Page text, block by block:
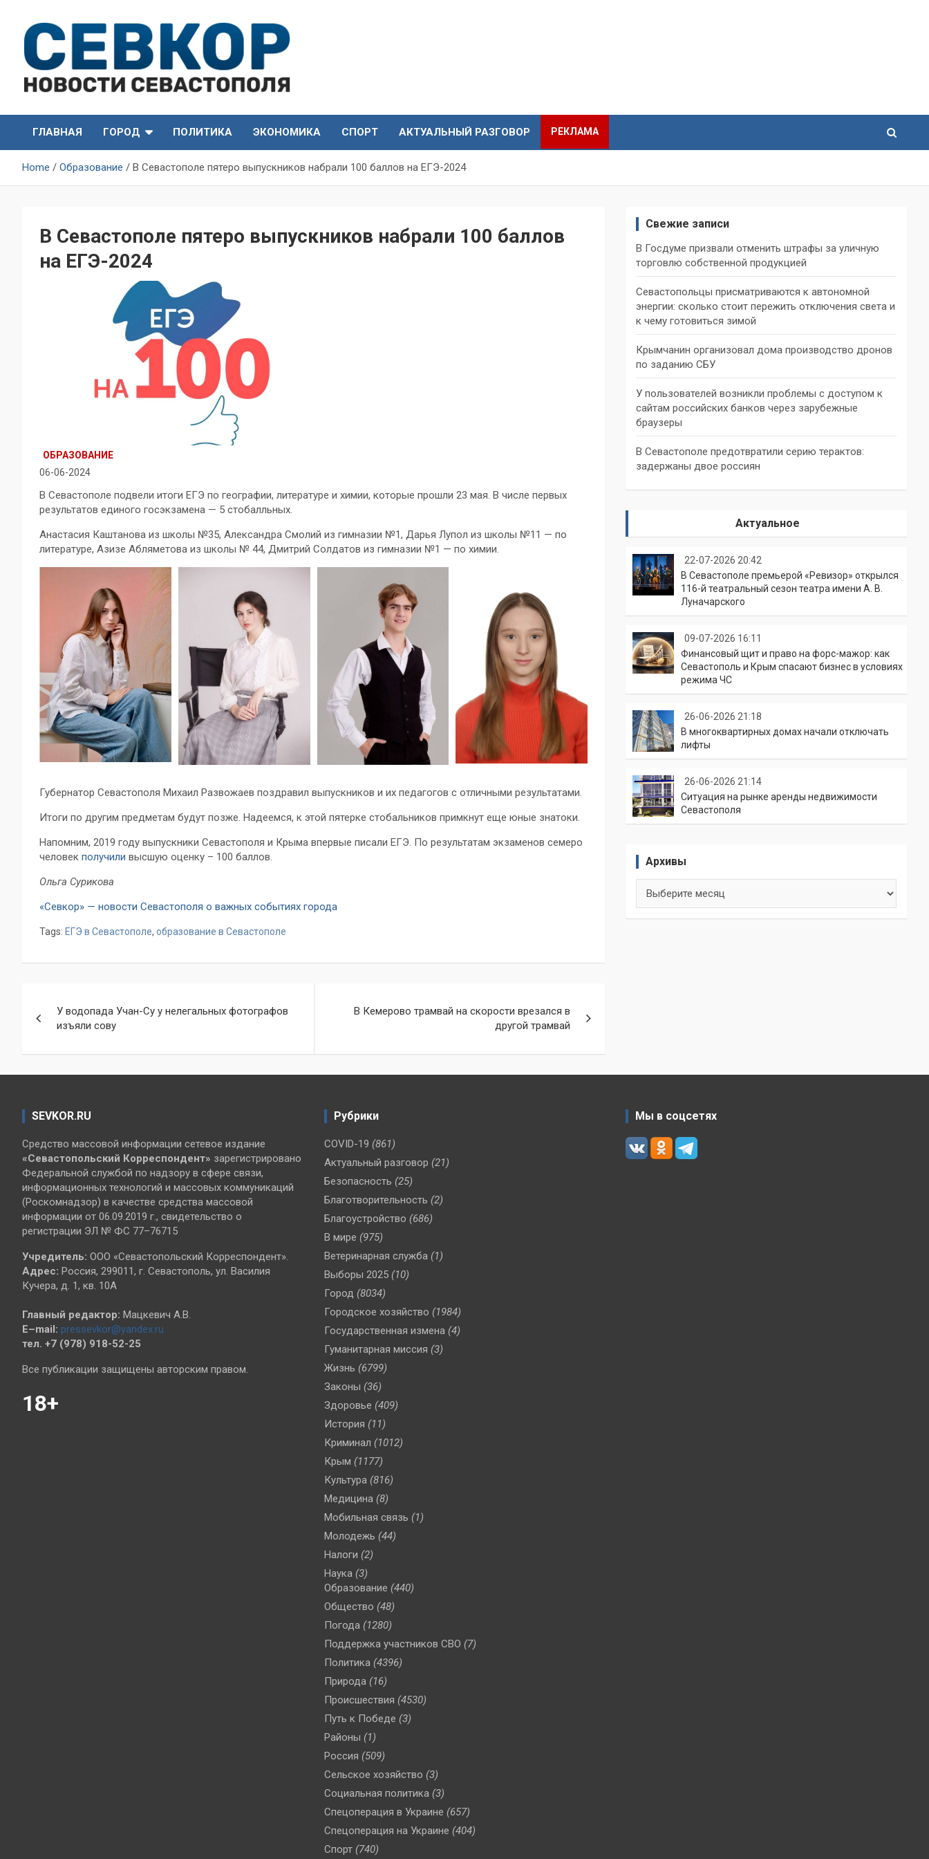
content
СевКор — Новости
Севастополя
Севастополя
ГЛАВНАЯ
ГОРОД ПОЛИТИКА ЭКОНОМИКА СПОРТ АКТУАЛЬНЫЙ РАЗГОВОР РЕКЛАМА
Home Образование В Севастополе пятеро выпускников набрали 100 баллов на ЕГЭ-2024
В Севастополе пятеро выпускников набрали 100 баллов
на ЕГЭ-2024
ОБРАЗОВАНИЕ
06-06-2024
В Севастополе подвели итоги ЕГЭ по географии, литературе и химии, которые прошли 23 мая. В числе первых
результатов единого госэкзамена — 5 стобалльных.
Анастасия Каштанова из школы №35, Александра Смолий из гимназии №1, Дарья Лупол из школы №11 — по
литературе, Азизе Абляметова из школы № 44, Дмитрий Солдатов из гимназии №1 — по химии.
Губернатор Севастополя Михаил Развожаев поздравил выпускников и их педагогов с отличными результатами.
Итоги по другим предметам будут позже. Надеемся, к этой пятерке стобальников примкнут еще юные знатоки.
Напомним, 2019 году выпускники Севастополя и Крыма впервые писали ЕГЭ. По результатам экзаменов семеро
человек получили высшую оценку – 100 баллов.
Ольга Сурикова
«Севкор» — новости Севастополя о важных событиях города
Tags: ЕГЭ в Севастополе, образование в Севастополе
по
записям
У водопада Учан-Су у нелегальных фотографов
изъяли сову
В Кемерово трамвай на скорости врезался в
другой трамвай
Свежие записи
В Госдуме призвали отменить штрафы за уличную
торговлю собственной продукцией
Севастопольцы присматриваются к автономной
энергии: сколько стоит пережить отключения света и
к чему готовиться зимой
Крымчанин организовал дома производство дронов
по заданию СБУ
У пользователей возникли проблемы с доступом к
сайтам российских банков через зарубежные
браузеры
В Севастополе предотвратили серию терактов:
задержаны двое россиян
Актуальное
22-07-2026 20:42
В Севастополе премьерой «Ревизор» открылся
116-й театральный сезон театра имени А. В.
Луначарского
09-07-2026 16:11
Финансовый щит и право на форс-мажор: как
Севастополь и Крым спасают бизнес в условиях
режима ЧС
26-06-2026 21:18
В многоквартирных домах начали отключать
лифты
26-06-2026 21:14
Ситуация на рынке аренды недвижимости
Севастополя
Архивы
SEVKOR.RU
Средство массовой информации сетевое издание
«Севастопольский Корреспондент» зарегистрировано
Федеральной службой по надзору в сфере связи,
информационных технологий и массовых коммуникаций
(Роскомнадзор) в качестве средства массовой
информации от 06.09.2019 г., свидетельство о
регистрации ЭЛ № ФС 77–76715
Учредитель: ООО «Севастопольский Корреспондент».
Адрес: Россия, 299011, г. Севастополь, ул. Василия
Кучера, д. 1, кв. 10А
Главный редактор: Мацкевич А.В.
E–mail: pressevkor@yandex.ru
тел. +7 (978) 918-52-25
Все публикации защищены авторским правом.
18+
Рубрики
COVID-19 (861)
Актуальный разговор (21)
Безопасность (25)
Благотворительность (2)
Благоустройство (686)
В мире (975)
Ветеринарная служба (1)
Выборы 2025 (10)
Город (8034)
Городское хозяйство (1984)
Государственная измена (4)
Гуманитарная миссия (3)
Жизнь (6799)
Законы (36)
Здоровье (409)
История (11)
Криминал (1012)
Крым (1177)
Культура (816)
Медицина (8)
Мобильная связь (1)
Молодежь (44)
Налоги (2)
Наука (3)
Образование (440)
Общество (48)
Погода (1280)
Поддержка участников СВО (7)
Политика (4396)
Природа (16)
Происшествия (4530)
Путь к Победе (3)
Районы (1)
Россия (509)
Сельское хозяйство (3)
Социальная политика (3)
Спецоперация в Украине (657)
Спецоперация на Украине (404)
Спорт (740)
Мы в соцсетях